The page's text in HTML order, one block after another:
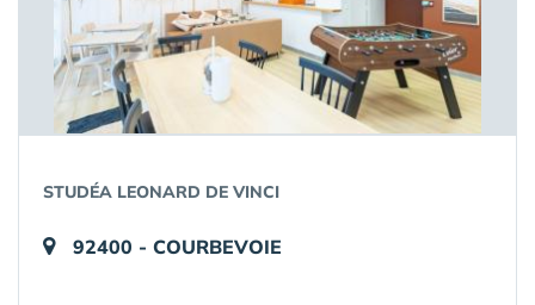
STUDÉA LEONARD DE VINCI
92400 - COURBEVOIE